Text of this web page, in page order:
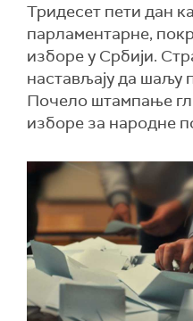
Тридесет пети дан
парламентарне,
изборе у Србији.
настављају да шаљу
Почело штампање
изборе за народне